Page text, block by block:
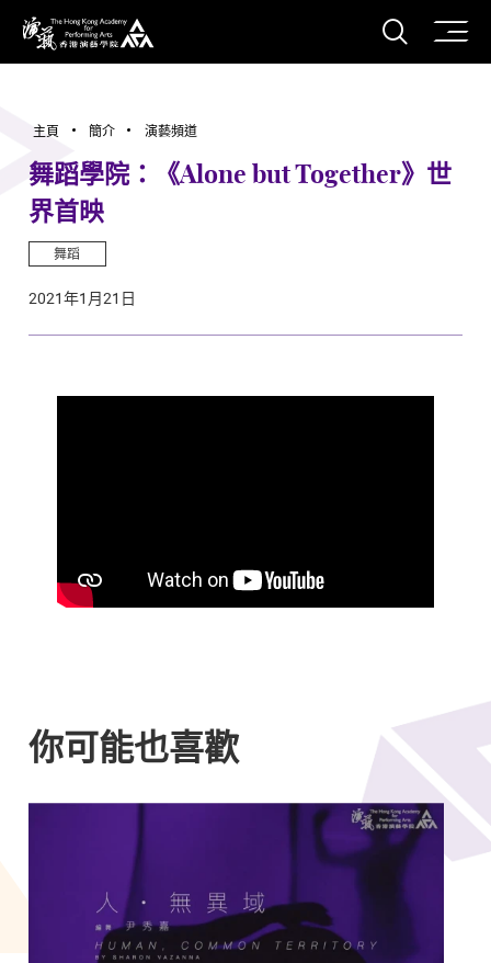
香港演藝學院
打開
主頁 簡介 演藝頻道
舞蹈學院：《Alone but Together》世
界首映
舞蹈
2021年1月21日
你可能也喜歡